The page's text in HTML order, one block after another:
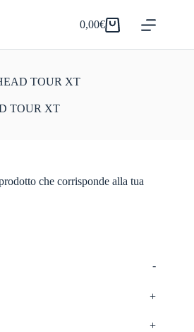
Carrello
0,00€
TOUR XT
TOUR XT
che corrisponde alla tua
-
+
+